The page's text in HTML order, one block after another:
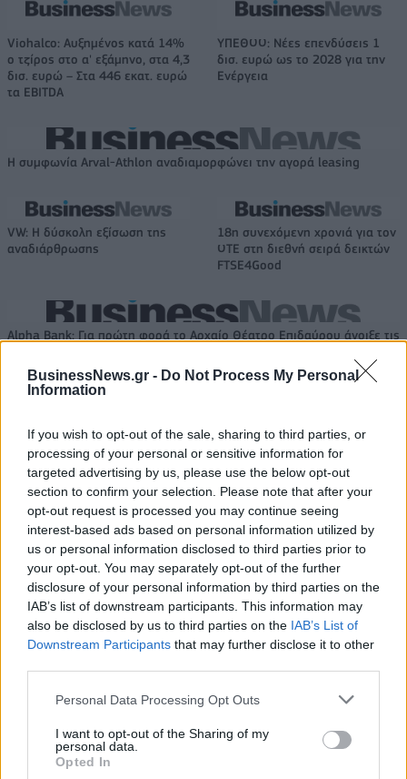
BusinessNews.gr - Do Not Process My Personal
Information
If you wish to opt-out of the sale, sharing to third parties, or
processing of your personal or sensitive information for
targeted advertising by us, please use the below opt-out
section to confirm your selection. Please note that after your
opt-out request is processed you may continue seeing
interest-based ads based on personal information utilized by
us or personal information disclosed to third parties prior to
your opt-out. You may separately opt-out of the further
disclosure of your personal information by third parties on the
IAB’s list of downstream participants. This information may
also be disclosed by us to third parties on the IAB’s List of
Downstream Participants that may further disclose it to other
Personal Data Processing Opt Outs
I want to opt-out of the Sharing of my
personal data.
Opted In
Viohalco: Αυξημένος κατά 14%
ο τζίρος στο α' εξάμηνο, στα 4,3
δισ. ευρώ – Στα 446 εκατ. ευρώ
τα EBITDA
ΥΠΕΘΟΟ: Νέες επενδύσεις 1
δισ. ευρώ ως το 2028 για την
Ενέργεια
Η συμφωνία Arval-Athlon αναδιαμορφώνει την αγορά leasing
VW: Η δύσκολη εξίσωση της
αναδιάρθρωσης
18η συνεχόμενη χρονιά για τον
ΟΤΕ στη διεθνή σειρά δεικτών
FTSE4Good
Alpha Bank: Για πρώτη φορά το Αρχαίο Θέατρο Επιδαύρου άνοιξε τις
βιωσιμότητα σε καθημερινή πράξη
ΠΕΡΙΣΣΌΤΕΡΑ ΣΕ ΑΥΤΉ ΤΗΝ ΚΑΤΗΓΟΡΊΑ
εισαγωγές φρούτων και
λαχανικών το α' εξάμηνο
του 2024
Μνημόνιο Συνεργασίας
ΤΑΙΠΕΔ – ΕΤΑΔ για την